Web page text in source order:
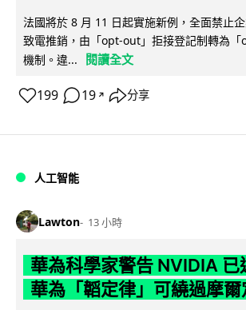
法國將於 8 月 11 日起實施新例，全面禁止
致電推銷，由「opt-out」拒接登記制轉為
機制。違...
閱讀全文
199 19 ↗ 分享
人工智能
Lawton 13 小時
華為科學家警告 NVIDIA 已
華為「韜定律」可繞過摩